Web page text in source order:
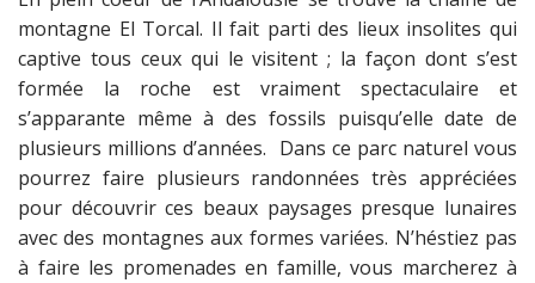
montagne El Torcal. Il fait parti des lieux insolites qui
captive tous ceux qui le visitent ; la façon dont s’est
formée la roche est vraiment spectaculaire et
s’apparante même à des fossils puisqu’elle date de
plusieurs millions d’années. Dans ce parc naturel vous
pourrez faire plusieurs randonnées très appréciées
pour découvrir ces beaux paysages presque lunaires
avec des montagnes aux formes variées. N’héstiez pas
à faire les promenades en famille, vous marcherez à